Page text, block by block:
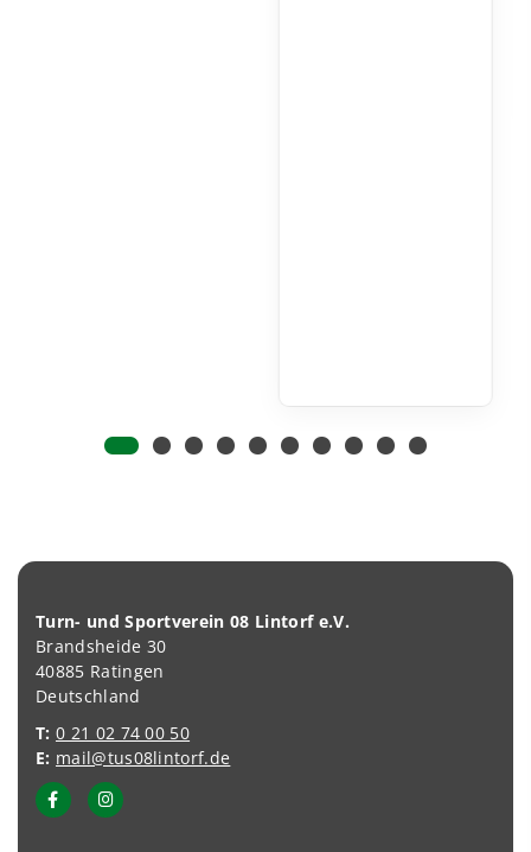
Turn- und Sportverein 08 Lintorf e.V.
Brandsheide 30
40885 Ratingen
Deutschland
T: 0 21 02 74 00 50
E: mail@tus08lintorf.de